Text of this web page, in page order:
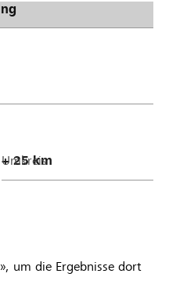
Umkreis
», um die Ergebnisse dort